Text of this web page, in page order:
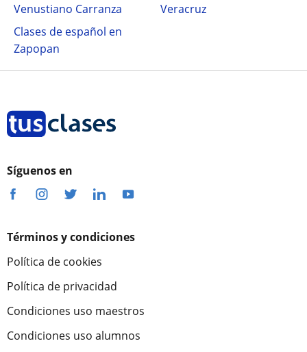
Venustiano Carranza
Veracruz
Clases de español en
Zapopan
Síguenos en
Términos y condiciones
Política de cookies
Política de privacidad
Condiciones uso maestros
Condiciones uso alumnos